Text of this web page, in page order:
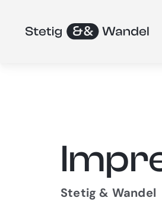
Inhalt
Stetig & Wandel